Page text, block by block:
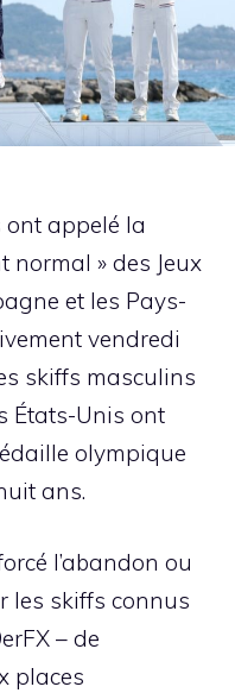
ont appelé la
normal » des Jeux
et les Pays-
vendredi
skiffs masculins
États-Unis ont
olympique
ans.
l’abandon ou
les skiffs connus
– de
places